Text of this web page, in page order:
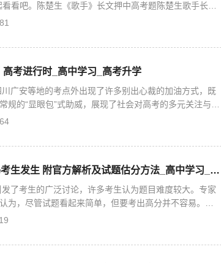
看吧。陈楚生《歌手》长文押中高考题陈楚生歌手长文
考进行时_高中学习_高考升学
广安等地的考点外出现了许多别出心裁的加油方式，既
规的“显眼包”式助威，展现了社会对高考的多元关注与情
2025高考语文全国一卷很难吗考生发生 附官方解析及试题估分方法_高中学习_高考升学
了考生的广泛讨论，许多考生认为题目难度较大。专家
为，尽管试题看起来简单，但要考出高分并不容易。试